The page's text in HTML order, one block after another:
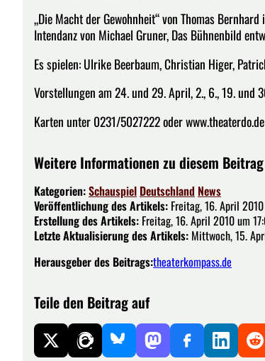
„Die Macht der Gewohnheit“ von Thomas
Intendanz von Michael Gruner, Das Bühnenbild
Es spielen: Ulrike Beerbaum, Christian Higer,
Vorstellungen am 24. und 29. April, 2., 6., 19. und
Karten unter 0231/5027222 oder www.theaterdo.de
Weitere Informationen zu diesem Beitrag
Kategorien:Schauspiel Deutschland News
Veröffentlichung des Artikels: Freitag, 16. April
Erstellung des Artikels: Freitag, 16. April 2010 um
Letzte Aktualisierung des Artikels: Mittwoch, 15.
Herausgeber des Beitrags:theaterkompass.de
Teile den Beitrag auf